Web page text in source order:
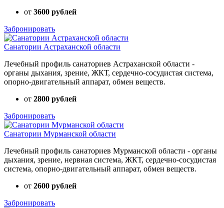
от 3600 рублей
Забронировать
Санатории Астраханской области
Лечебный профиль санаториев Астраханской области -
органы дыхания, зрение, ЖКТ, сердечно-сосудистая система,
опорно-двигательный аппарат, обмен веществ.
от 2800 рублей
Забронировать
Санатории Мурманской области
Лечебный профиль санаториев Мурманской области - органы
дыхания, зрение, нервная система, ЖКТ, сердечно-сосудистая
система, опорно-двигательный аппарат, обмен веществ.
от 2600 рублей
Забронировать